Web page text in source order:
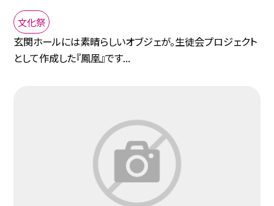
文化祭
玄関ホールには素晴らしいオブジェが。生徒会プロジェクト
として作成した『鳳凰』です...